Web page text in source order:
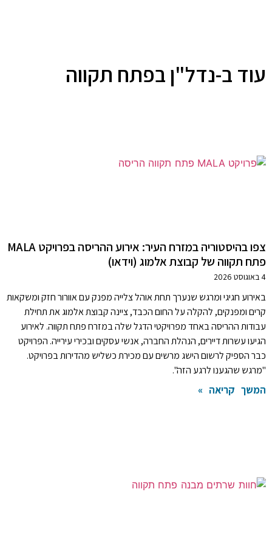
עוד ב-נדל"ן בפתח תקווה
צפו בהיסטוריה במזרח העיר: אירוע ההריסה בפרויקט MALA
פתח תקווה של קבוצת אלמוג (וידאו)
4 באוגוסט 2026
באירוע חגיגי ומרגש שנערך תחת אוהל צלייה מפנק עם אוורור חזק ומשקאות
קרים ומפנקים, להקלה על החום הכבד, ציינה קבוצת אלמוג את תחילת
עבודות ההריסה באחד מפרויקטי הדגל שלה במזרח פתח תקווה. לאירוע
הגיעו עשרות דיירים, הנהלת החברה, אנשי עסקים ובכירי עירייה. הפרויקט
כבר הספיק לרשום הישג מרשים עם מכירת כשליש מהדירות בפרויקט.
"מרגש שהגענו לרגע הזה".
המשך קריאה »